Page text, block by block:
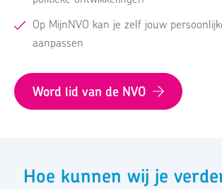
Op MijnNVO kan je zelf jouw
aanpassen
Word lid van de NVO
Hoe kunnen wij je